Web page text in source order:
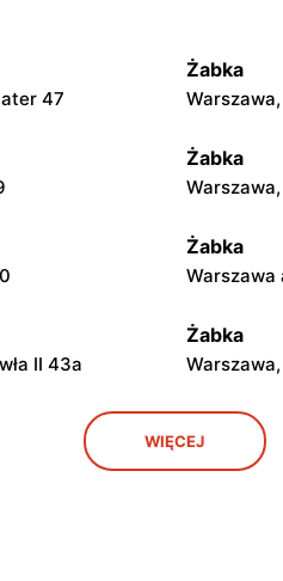
47
Żabka
Żabka
Żabka
Warszawa
II 43a
Żabka
Żabka
Łódź, ul.
WIĘCEJ